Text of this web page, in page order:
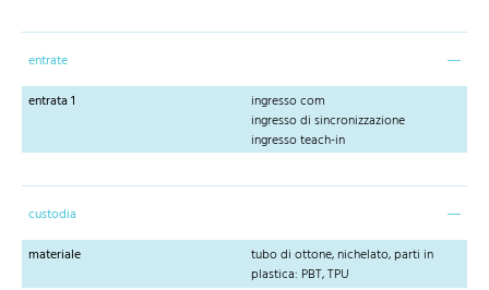
entrate
entrata 1
ingresso com
ingresso di sincronizzazione
ingresso teach-in
custodia
materiale
tubo di ottone, nichelato, parti in
plastica: PBT, TPU